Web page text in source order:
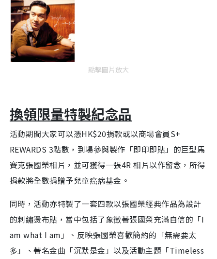
點擊圖片放大
換領限量特製紀念品
活動期間大家可以憑HK$20捐款或以商場會員S+
REWARDS 3點數，到場參與製作「即印即貼」的巨型馬
賽克張國榮相片，並可獲得一張4R 相片以作留念，所得
捐款將全數捐贈予兒童癌病基金。
同時，活動亦特製了一套四款以張國榮經典作品為設計
的刺繡燙布貼，當中包括了象徴著張國榮充滿自信的「I
am what I am」、反映張國榮喜歡簡約的「無需要太
多」、著名金曲「沉默是金」以及活動主題「Timeless